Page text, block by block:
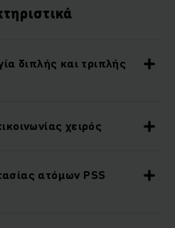
διπλής και τριπλής
χειρός
ατόμων PSS